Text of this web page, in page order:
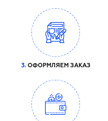
3.ОФОРМЛЯЕМ ЗАКАЗ